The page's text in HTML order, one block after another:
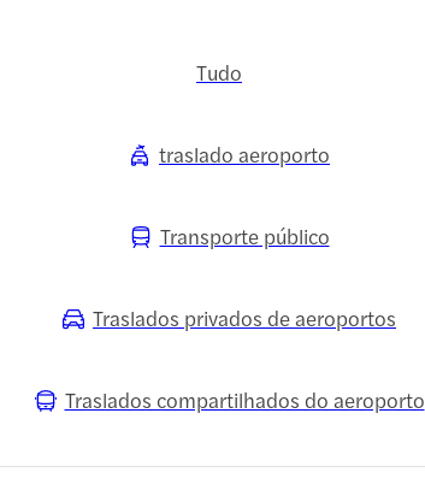
Tudo
traslado aeroporto
Transporte público
Traslados privados de aeroportos
Traslados compartilhados do aeroporto